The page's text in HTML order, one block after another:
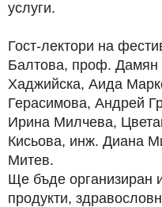
услуги.
​Гост-лектори на
Балтова, проф. Дамян
Хаджийска, Аида
Герасимова, Андрей
Ирина Милчева,
Кисьова, инж. Диана
Митев.
Ще бъде организиран
продукти,